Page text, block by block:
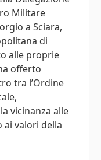
Militare
a Sciara,
di
alle proprie
offerto
tra l’Ordine
vicinanza alle
ai valori della